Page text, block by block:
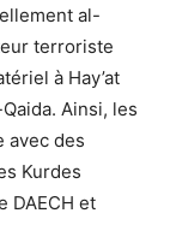
al-
terroriste
à Hay’at
Ainsi, les
avec des
Kurdes
DAECH et